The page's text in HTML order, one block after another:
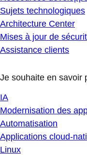
Sujets technologiques
Architecture Center
Mises à jour de
Assistance clients
Je souhaite en savoir
IA
Modernisation des
Automatisation
Applications cloud-
Linux